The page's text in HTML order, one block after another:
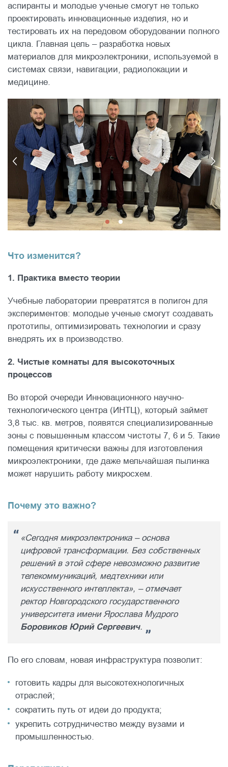
аспиранты и молодые ученые смогут не только
проектировать инновационные изделия, но и
тестировать их на передовом оборудовании полного
цикла. Главная цель – разработка новых
материалов для микроэлектроники, используемой в
системах связи, навигации, радиолокации и
медицине.
Что изменится?
1. Практика вместо теории
Учебные лаборатории превратятся в полигон для
экспериментов: молодые ученые смогут создавать
прототипы, оптимизировать технологии и сразу
внедрять их в производство.
2. Чистые комнаты для высокоточных
процессов
Во второй очереди Инновационного научно-
технологического центра (ИНТЦ), который займет
3,8 тыс. кв. метров, появятся специализированные
зоны с повышенным классом чистоты 7, 6 и 5. Такие
помещения критически важны для изготовления
микроэлектроники, где даже мельчайшая пылинка
может нарушить работу микросхем.
Почему это важно?
«Сегодня микроэлектроника – основа
цифровой трансформации. Без собственных
решений в этой сфере невозможно развитие
телекоммуникаций, медтехники или
искусственного интеллекта», – отмечает
ректор Новгородского государственного
университета имени Ярослава Мудрого
Боровиков Юрий Сергеевич.
По его словам, новая инфраструктура позволит:
готовить кадры для высокотехнологичных
отраслей;
сократить путь от идеи до продукта;
укрепить сотрудничество между вузами и
промышленностью.